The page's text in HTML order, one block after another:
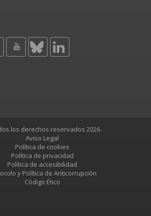
los derechos reservados 2026.
Aviso Legal
Política de cookies
Política de privacidad
Política de accesibilidad
y Política de Anticorrupción
Código Ético